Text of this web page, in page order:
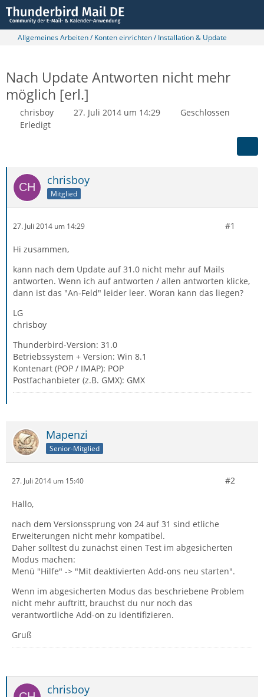
Allgemeines Arbeiten / Konten einrichten / Installation & Update
Nach Update Antworten nicht mehr
möglich [erl.]
chrisboy 27. Juli 2014 um 14:29
Geschlossen
Erledigt
chrisboy
Mitglied
27. Juli 2014 um 14:29 #1
Hi zusammen,
kann nach dem Update auf 31.0 nicht mehr auf Mails
antworten. Wenn ich auf antworten / allen antworten klicke,
dann ist das "An-Feld" leider leer. Woran kann das liegen?
LG
chrisboy
Thunderbird-Version: 31.0
Betriebssystem + Version: Win 8.1
Kontenart (POP / IMAP): POP
Postfachanbieter (z.B. GMX): GMX
Mapenzi
Senior-Mitglied
27. Juli 2014 um 15:40 #2
Hallo,
nach dem Versionssprung von 24 auf 31 sind etliche
Erweiterungen nicht mehr kompatibel.
Daher solltest du zunächst einen Test im abgesicherten
Modus machen:
Menü "Hilfe" -> "Mit deaktivierten Add-ons neu starten".
Wenn im abgesicherten Modus das beschriebene Problem
nicht mehr auftritt, brauchst du nur noch das
verantwortliche Add-on zu identifizieren.
Gruß
chrisboy